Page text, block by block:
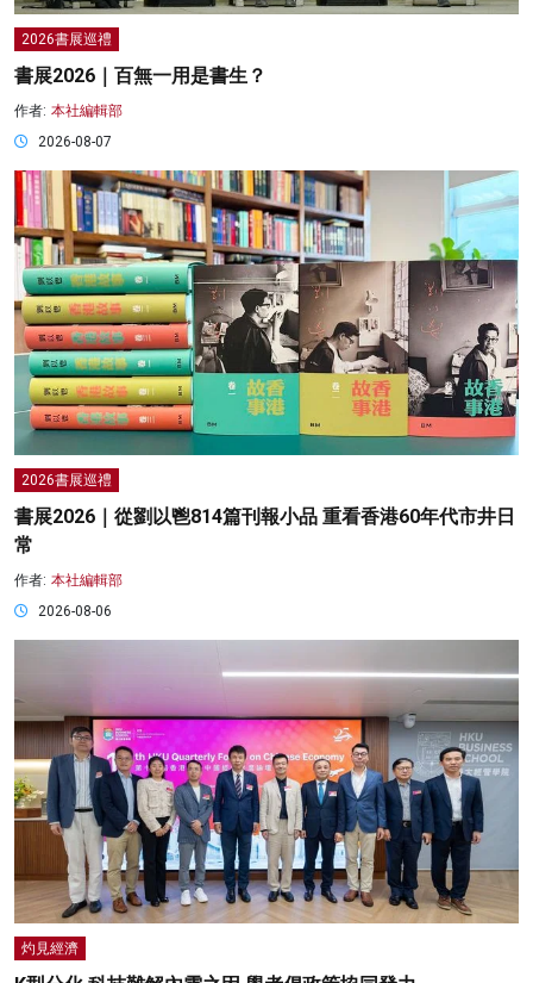
2026書展巡禮
書展2026｜百無一用是書生？
作者: 本社編輯部
2026-08-07
2026書展巡禮
書展2026｜從劉以鬯814篇刊報小品 重看香港60年代市井日
常
作者: 本社編輯部
2026-08-06
灼見經濟